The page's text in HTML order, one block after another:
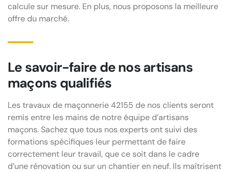
calcule sur mesure. En plus, nous proposons la meilleure
offre du marché.
Le savoir-faire de nos artisans
maçons qualifiés
Les travaux de maçonnerie 42155 de nos clients seront
remis entre les mains de notre équipe d’artisans
maçons. Sachez que tous nos experts ont suivi des
formations spécifiques leur permettant de faire
correctement leur travail, que ce soit dans le cadre
d’une rénovation ou sur un chantier en neuf. Ils maîtrisent